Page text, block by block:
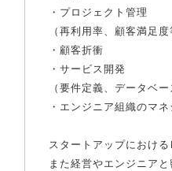
・プロジェクト管理
（再利用率、顧客満足
・顧客折衝
・サービス開発
（要件定義、データベ
・エンジニア組織のマネ
スタートアップにおけ
また経営やエンジニア